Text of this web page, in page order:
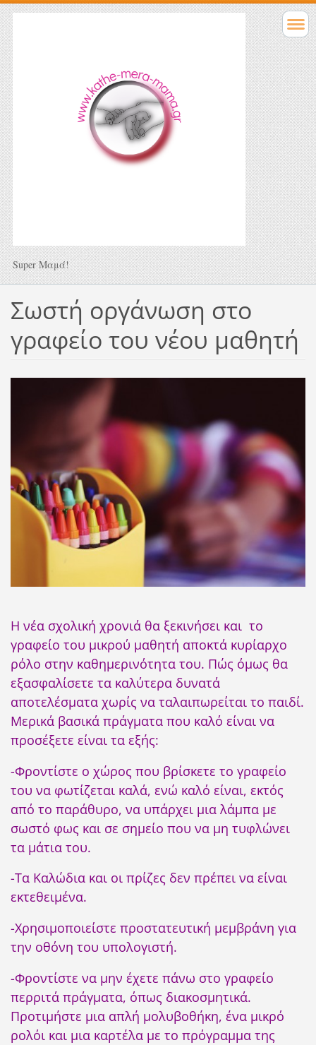
Super Μαμά!
Σωστή οργάνωση στο
γραφείο του νέου μαθητή
Η νέα σχολική χρονιά θα ξεκινήσει και το
γραφείο του μικρού μαθητή αποκτά κυρίαρχο
ρόλο στην καθημερινότητα του. Πώς όμως θα
εξασφαλίσετε τα καλύτερα δυνατά
αποτελέσματα χωρίς να ταλαιπωρείται το παιδί.
Μερικά βασικά πράγματα που καλό είναι να
προσέξετε είναι τα εξής:
-Φροντίστε ο χώρος που βρίσκετε το γραφείο
του να φωτίζεται καλά, ενώ καλό είναι, εκτός
από το παράθυρο, να υπάρχει μια λάμπα με
σωστό φως και σε σημείο που να μη τυφλώνει
τα μάτια του.
-Τα Καλώδια και οι πρίζες δεν πρέπει να είναι
εκτεθειμένα.
-Χρησιμοποιείστε προστατευτική μεμβράνη για
την οθόνη του υπολογιστή.
-Φροντίστε να μην έχετε πάνω στο γραφείο
περριτά πράγματα, όπως διακοσμητικά.
Προτιμήστε μια απλή μολυβοθήκη, ένα μικρό
ρολόι και μια καρτέλα με το πρόγραμμα της